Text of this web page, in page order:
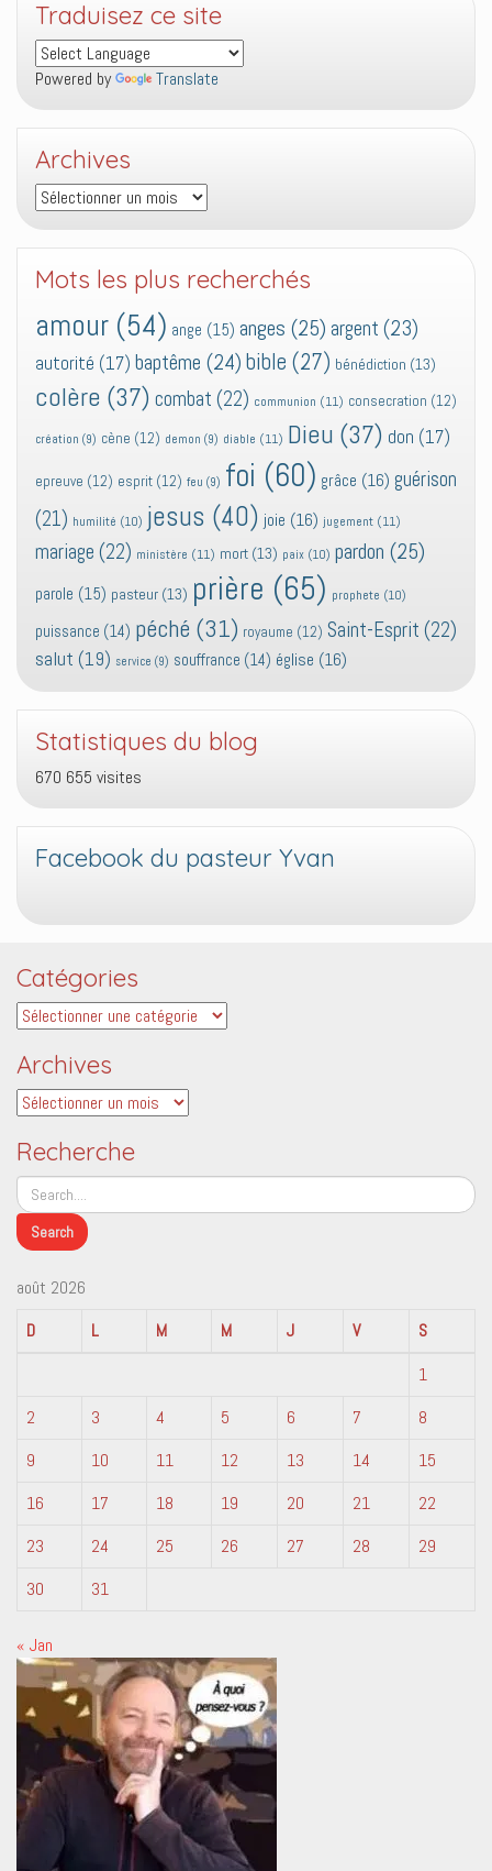
Traduisez ce site
Powered by Translate
Archives
Archives
Mots les plus recherchés
amour (54) ange (15) anges (25) argent (23)
autorité (17) baptême (24) bible (27) bénédiction (13)
colère (37) combat (22) communion (11) consecration (12)
création (9) cène (12) demon (9) diable (11) Dieu (37) don (17)
epreuve (12) esprit (12) feu (9) foi (60) grâce (16) guérison
(21) humilité (10) jesus (40) joie (16) jugement (11)
mariage (22) ministère (11) mort (13) paix (10) pardon (25)
parole (15) pasteur (13) prière (65) prophete (10)
puissance (14) péché (31) royaume (12) Saint-Esprit (22)
salut (19) service (9) souffrance (14) église (16)
Statistiques du blog
670 655 visites
Facebook du pasteur Yvan
Catégories
Catégories
Archives
Archives
Recherche
août 2026
D
L M M J V
S
1
2
3 4 5 6 7
8
9
10 11 12 13 14
15
16
17 18 19 20 21
22
23
24 25 26 27 28
29
30
31
« Jan